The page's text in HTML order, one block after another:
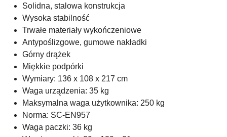
Solidna, stalowa konstrukcja
Wysoka stabilność
Trwałe materiały wykończeniowe
Antypoślizgowe, gumowe nakładki
Górny drążek
Miękkie podpórki
Wymiary: 136 x 108 x 217 cm
Waga urządzenia: 35 kg
Maksymalna waga użytkownika: 250 kg
Norma: SC-EN957
Waga paczki: 36 kg